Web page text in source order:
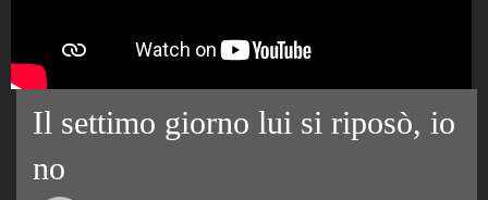
Il settimo giorno lui si riposò, io
no